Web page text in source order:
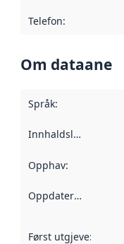
Telefon:
Om dataane
Språk:
Innhaldsleverandørar
Opphav:
Oppdateringsfrekvens
Først utgjeve: